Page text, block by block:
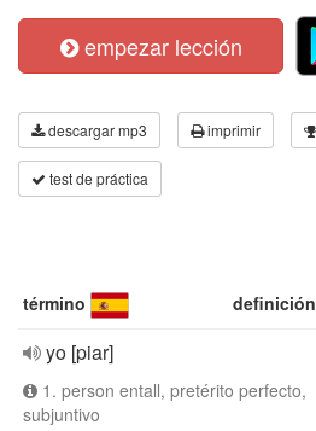
empezar lección
descargar mp3 imprimir
test de práctica
término definición
yo [piar]
1. person entall, pretérito perfecto,
subjuntivo